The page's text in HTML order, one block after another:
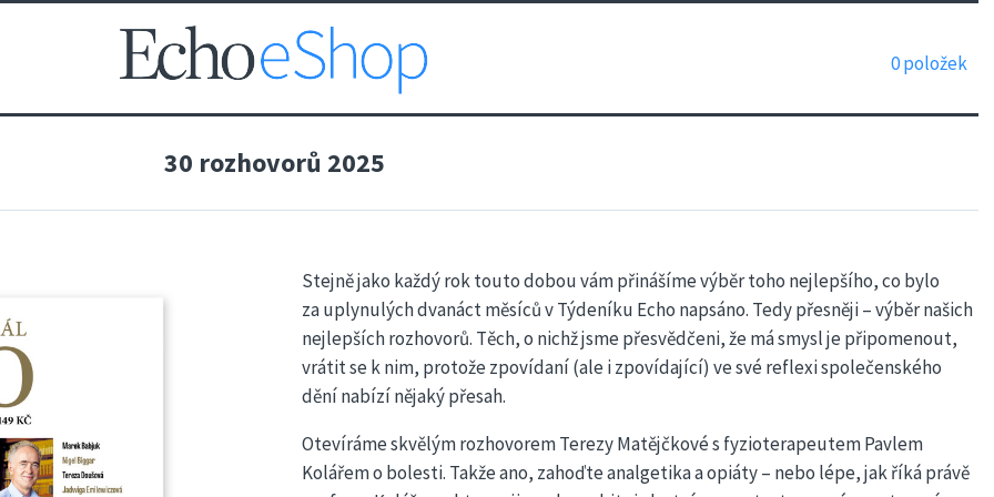
0položek
30 rozhovorů 2025
Stejně jako každý rok touto dobou vám přinášíme výběr toho nejlepšího, co bylo
za uplynulých dvanáct měsíců v Týdeníku Echo napsáno. Tedy přesněji – výběr našich
nejlepších rozhovorů. Těch, o nichž jsme přesvědčeni, že má smysl je připomenout,
vrátit se k nim, protože zpovídaní (ale i zpovídající) ve své reflexi společenského
dění nabízí nějaký přesah.
Otevíráme skvělým rozhovorem Terezy Matějčkové s fyzioterapeutem Pavlem
Kolářem o bolesti. Takže ano, zahoďte analgetika a opiáty – nebo lépe, jak říká právě